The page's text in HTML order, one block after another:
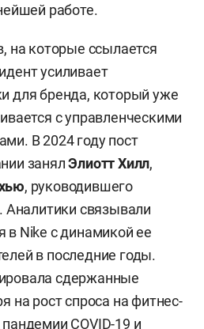
работе.
на которые ссылается
усиливает
для бренда, который уже
с управленческими
В 2024 году пост
занялЭлиотт Хилл,
, руководившего
Аналитики связывали
в Nike с динамикой ее
в последние годы.
сдержанные
на рост спроса на фитнес-
COVID-19 и